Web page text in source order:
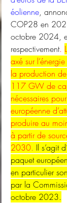
éolienne,
COP28 en
octobre 2024,
respectivement.
axé sur
la production
117 GW de
nécessaires
européenne
produire au
à partir de
2030. Il s’agit
paquet
en particulier
par la
octobre 2023.